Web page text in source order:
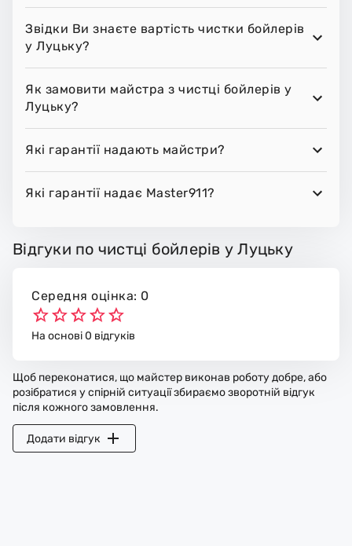
Звідки Ви знаєте вартість чистки бойлерів
у Луцьку?
Як замовити майстра з чистці бойлерів у
Луцьку?
Які гарантії надають майстри?
Які гарантії надає Master911?
Відгуки по чистці бойлерів у Луцьку
Середня оцінка: 0
На основі 0 відгуків
Щоб переконатися, що майстер виконав роботу добре, або
розібратися у спірній ситуації збираємо зворотній відгук
після кожного замовлення.
Додати відгук